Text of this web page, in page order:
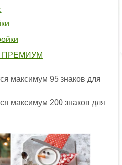
ПРЕМИУМ
максимум 95 знаков для
максимум 200 знаков для